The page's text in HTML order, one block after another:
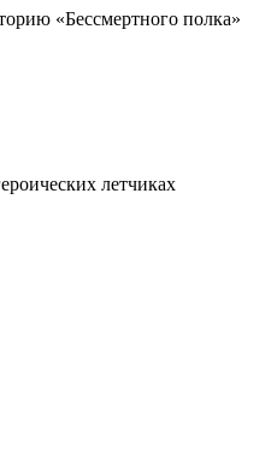
«Бессмертного полка»
летчиках